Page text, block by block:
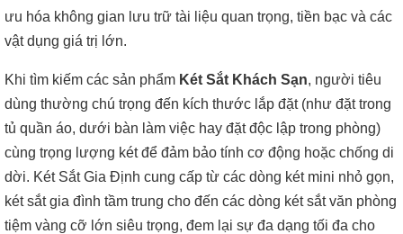
ưu hóa không gian lưu trữ tài liệu quan trọng, tiền bạc và các
vật dụng giá trị lớn.
Khi tìm kiếm các sản phẩm Két Sắt Khách Sạn, người tiêu
dùng thường chú trọng đến kích thước lắp đặt (như đặt trong
tủ quần áo, dưới bàn làm việc hay đặt độc lập trong phòng)
cùng trọng lượng két để đảm bảo tính cơ động hoặc chống di
dời. Két Sắt Gia Định cung cấp từ các dòng két mini nhỏ gọn,
két sắt gia đình tầm trung cho đến các dòng két sắt văn phòng
tiệm vàng cỡ lớn siêu trọng, đem lại sự đa dạng tối đa cho